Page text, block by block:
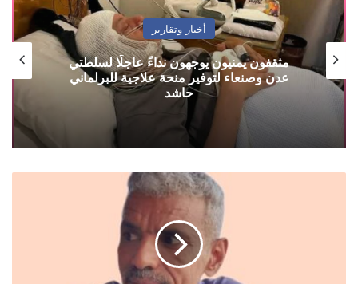
أخبار وتقارير
مثقفون يمنيون يوجهون نداءً عاجلًا لسلطتي
عدن وصنعاء لتوفير منحة علاجية للبرلماني
حاشد